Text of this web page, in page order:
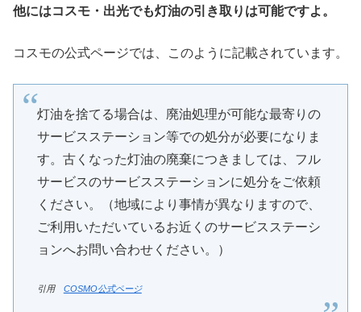
他にはコスモ・出光でも灯油の引き取りは可能ですよ。
コスモの公式ページでは、このように記載されています。
灯油を捨てる場合は、廃油処理が可能な最寄りの
サービスステーション等での処分が必要になりま
す。古くなった灯油の廃棄につきましては、フル
サービスのサービスステーションに処分をご依頼
ください。（地域により事情が異なりますので、
ご利用いただいているお近くのサービスステーシ
ョンへお問い合わせください。）
引用 COSMO公式ページ